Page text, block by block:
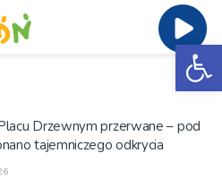
Drzewnym przerwane – pod
tajemniczego odkrycia